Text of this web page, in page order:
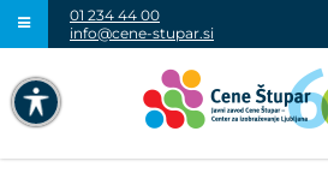
NAVIGACIJA PREKO TIPKOVNICE
01 234 44 00
info@cene-stupar.si